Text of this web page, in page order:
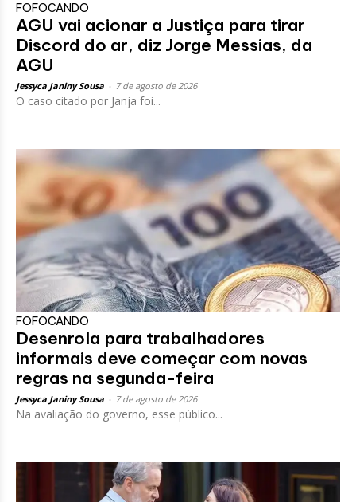
FOFOCANDO
AGU vai acionar a Justiça para tirar
Discord do ar, diz Jorge Messias, da
AGU
Jessyca Janiny Sousa 7 de agosto de 2026
O caso citado por Janja foi...
FOFOCANDO
Desenrola para trabalhadores
informais deve começar com novas
regras na segunda-feira
Jessyca Janiny Sousa 7 de agosto de 2026
Na avaliação do governo, esse público...